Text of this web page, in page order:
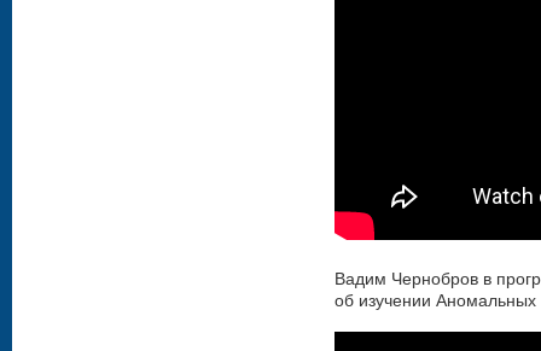
Вадим Чернобров в
об изучении Аномальных